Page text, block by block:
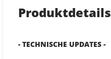
Produktdetails
- TECHNISCHE UPDATES -